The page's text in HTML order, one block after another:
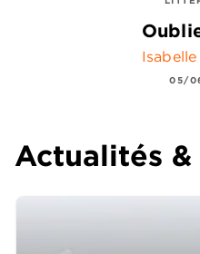
05/
Actualités &